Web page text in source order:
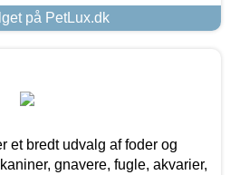
på PetLux.dk
et bredt udvalg af foder og
gnavere, fugle, akvarier,